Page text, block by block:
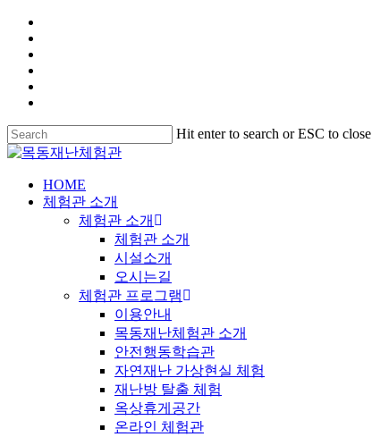
Hit enter to search or ESC to close
HOME
체험관 소개
체험관 소개
체험관 소개
시설소개
오시는길
체험관 프로그램
이용안내
목동재난체험관 소개
안전행동학습관
자연재난 가상현실 체험
재난방 탈출 체험
옥상휴게공간
온라인 체험관